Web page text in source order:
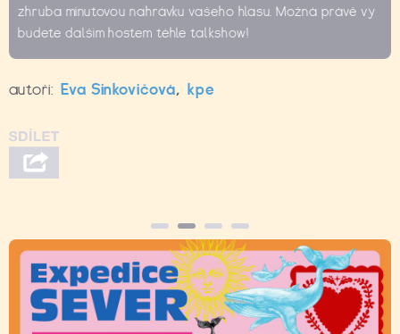
zhruba minutovou nahrávku vašeho hlasu. Možná právě vy
budete dalším hostem téhle talkshow!
autoři: Eva Sinkovičová, kpe